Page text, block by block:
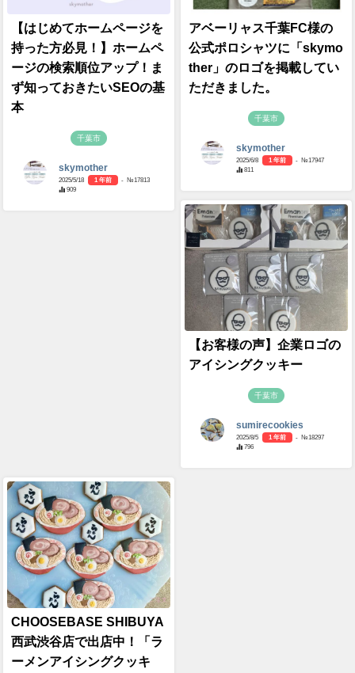
【はじめてホームページを
持った方必見！】ホームペ
ージの検索順位アップ！ま
ず知っておきたいSEOの基
本
千葉市
skymother
2025/5/18 1 年前
- №17813
909
アベーリャス千葉FC様の
公式ポロシャツに「skymo
ther」のロゴを掲載してい
ただきました。
千葉市
skymother
2025/6/8 1 年前
- №17947
811
【お客様の声】企業ロゴの
アイシングクッキー
千葉市
sumirecookies
2025/8/5 1 年前
- №18297
796
CHOOSEBASE SHIBUYA
西武渋谷店で出店中！「ラ
ーメンアイシングクッキ